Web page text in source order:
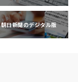
朝日新聞のデジタル版